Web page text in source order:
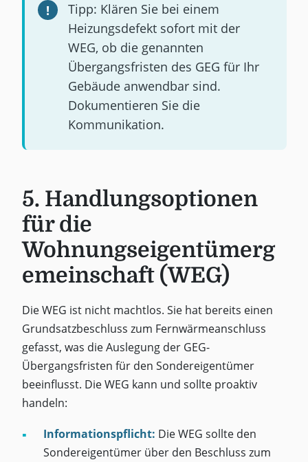
Tipp: Klären Sie bei einem
Heizungsdefekt sofort mit der
WEG, ob die genannten
Übergangsfristen des GEG für Ihr
Gebäude anwendbar sind.
Dokumentieren Sie die
Kommunikation.
5. Handlungsoptionen
für die
Wohnungseigentümerg
emeinschaft (WEG)
Die WEG ist nicht machtlos. Sie hat bereits einen
Grundsatzbeschluss zum Fernwärmeanschluss
gefasst, was die Auslegung der GEG-
Übergangsfristen für den Sondereigentümer
beeinflusst. Die WEG kann und sollte proaktiv
handeln:
Informationspflicht: Die WEG sollte den
Sondereigentümer über den Beschluss zum